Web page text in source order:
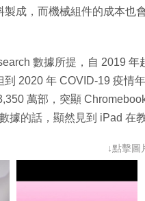
成，而機械組件的成本也
數據所提，自 2019
到 2020 年 COVID-19 疫情
萬部，突顯
據的話，顯然見到 iPad 在
↓點擊圖